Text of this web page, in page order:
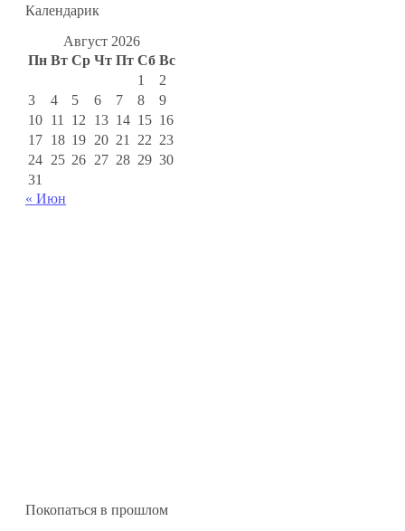
Календарик
Август 2026
Пн Вт Ср Чт Пт Сб Вс
1
2
3
4 5 6 7 8
9
10 11 12 13 14 15 16
17 18 19 20 21 22 23
24 25 26 27 28 29 30
31
« Июн
Покопаться в прошлом